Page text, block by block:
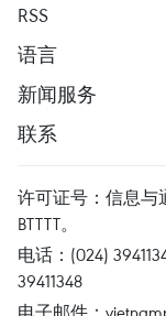
RSS
语言
新闻服务
联系
许可证号：信息与
BTTTT。
电话：(024)
39411348
电子邮件：